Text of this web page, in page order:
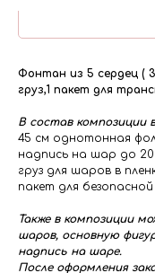
Фонтан из 5 сердец (
груз,1 пакет для
В состав композиции
45 см однотонная
надпись на шар до
груз для шаров в
пакет для
Также в композиции
шаров, основную
надпись на шаре.
После оформления